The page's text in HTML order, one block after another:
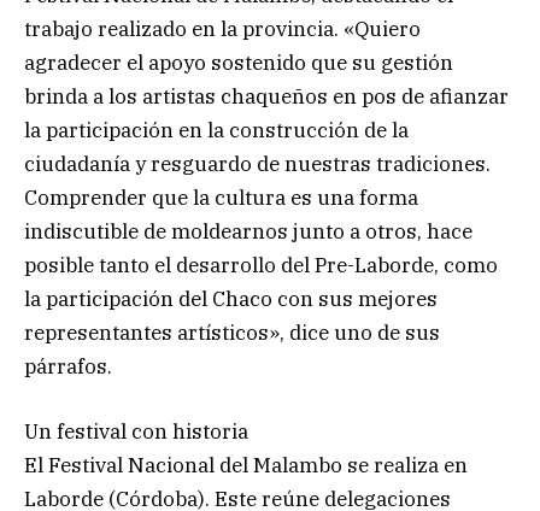
trabajo realizado en la provincia. «Quiero
agradecer el apoyo sostenido que su gestión
brinda a los artistas chaqueños en pos de afianzar
la participación en la construcción de la
ciudadanía y resguardo de nuestras tradiciones.
Comprender que la cultura es una forma
indiscutible de moldearnos junto a otros, hace
posible tanto el desarrollo del Pre-Laborde, como
la participación del Chaco con sus mejores
representantes artísticos», dice uno de sus
párrafos.
Un festival con historia
El Festival Nacional del Malambo se realiza en
Laborde (Córdoba). Este reúne delegaciones